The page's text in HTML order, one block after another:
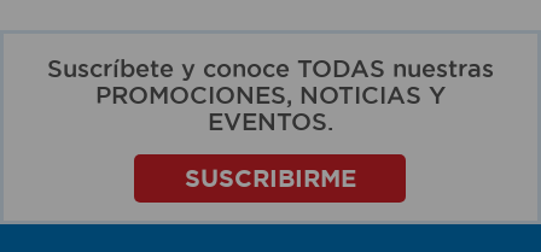
Suscríbete y conoce TODAS nuestras
PROMOCIONES, NOTICIAS Y
EVENTOS.
SUSCRIBIRME